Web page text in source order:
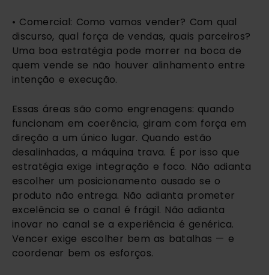
• Comercial: Como vamos vender? Com qual
discurso, qual força de vendas, quais parceiros?
Uma boa estratégia pode morrer na boca de
quem vende se não houver alinhamento entre
intenção e execução.
Essas áreas são como engrenagens: quando
funcionam em coerência, giram com força em
direção a um único lugar. Quando estão
desalinhadas, a máquina trava. É por isso que
estratégia exige integração e foco. Não adianta
escolher um posicionamento ousado se o
produto não entrega. Não adianta prometer
excelência se o canal é frágil. Não adianta
inovar no canal se a experiência é genérica.
Vencer exige escolher bem as batalhas — e
coordenar bem os esforços.